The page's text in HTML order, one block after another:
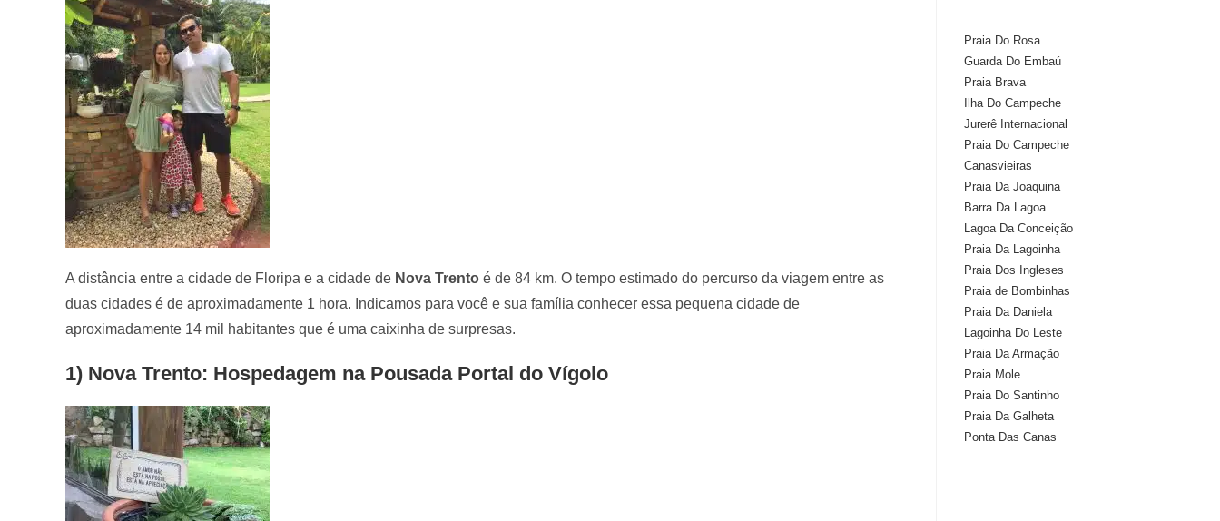
A distância entre a cidade de Floripa e a cidade de Nova Trento é de 84 km. O tempo estimado do percurso da viagem entre as
duas cidades é de aproximadamente 1 hora. Indicamos para você e sua família conhecer essa pequena cidade de
aproximadamente 14 mil habitantes que é uma caixinha de surpresas.
1) Nova Trento: Hospedagem na Pousada Portal do Vígolo
Praia Do Rosa
Guarda Do Embaú
Praia Brava
Ilha Do Campeche
Jurerê Internacional
Praia Do Campeche
Canasvieiras
Praia Da Joaquina
Barra Da Lagoa
Lagoa Da Conceição
Praia Da Lagoinha
Praia Dos Ingleses
Praia de Bombinhas
Praia Da Daniela
Lagoinha Do Leste
Praia Da Armação
Praia Mole
Praia Do Santinho
Praia Da Galheta
Ponta Das Canas